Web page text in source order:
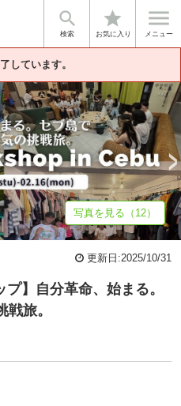

検索
star
お気に入り

メニュー
しています。
企業情報
写真を見る（12）
更新日:2025/10/31
プ】自分革命、始まる。
旅。